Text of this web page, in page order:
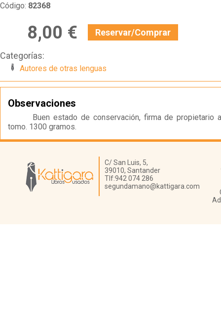
Código: 82368
8,00 € Reservar/Comprar
Categorías:
Autores de otras lenguas
Observaciones
Buen estado de conservación, firma de propietario
tomo. 1300 gramos.
Librería Kattigara
C/ San Luis, 5,
39010, Santander
Tlf:942 074 286
segundamano@kattigara.com